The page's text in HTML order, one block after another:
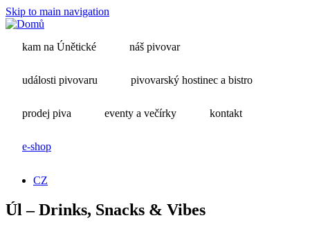
Skip to main navigation
kam na Únětické náš pivovar
události pivovaru pivovarský hostinec a bistro
prodej piva eventy a večírky kontakt
e-shop
CZ
Úl – Drinks, Snacks & Vibes